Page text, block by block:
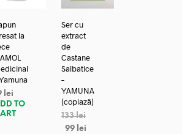
la
lei
TO
Ser cu
extract
de
Castane
Salbatice
–
YAMUNA
(copiază)
133lei
99 lei